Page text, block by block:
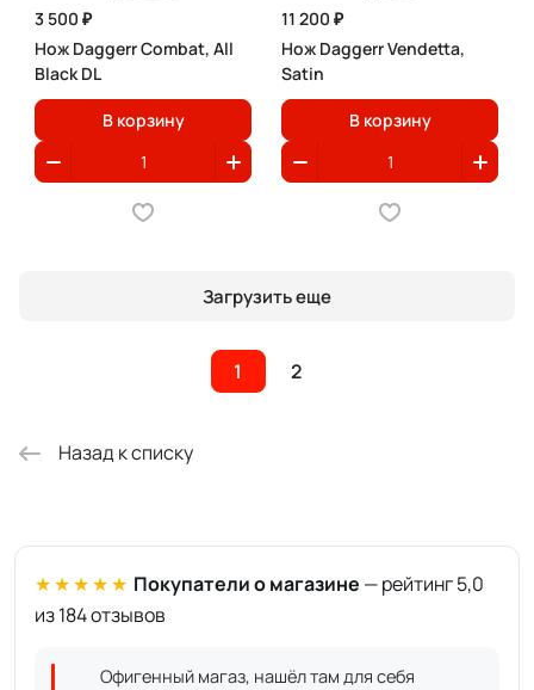
3 500 ₽
Нож Daggerr Combat, All
Black DL
В корзину
11 200 ₽
Нож Daggerr Vendetta,
Satin
В корзину
Загрузить еще
1 2
Назад к списку
★★★★★ Покупатели о магазине — рейтинг 5,0
из 184 отзывов
Офигенный магаз, нашёл там для себя